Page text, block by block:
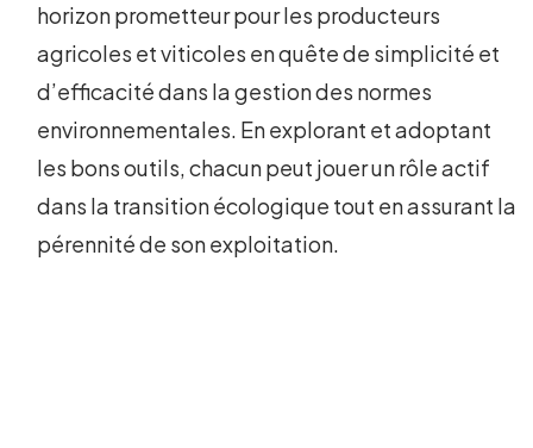
horizon prometteur pour les producteurs
agricoles et viticoles en quête de simplicité et
d’efficacité dans la gestion des normes
environnementales. En explorant et adoptant
les bons outils, chacun peut jouer un rôle actif
dans la transition écologique tout en assurant la
pérennité de son exploitation.